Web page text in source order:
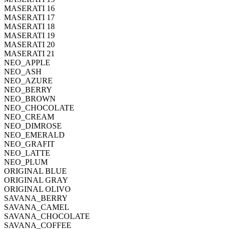
MASERATI 16
MASERATI 17
MASERATI 18
MASERATI 19
MASERATI 20
MASERATI 21
NEO_APPLE
NEO_ASH
NEO_AZURE
NEO_BERRY
NEO_BROWN
NEO_CHOCOLATE
NEO_CREAM
NEO_DIMROSE
NEO_EMERALD
NEO_GRAFIT
NEO_LATTE
NEO_PLUM
ORIGINAL BLUE
ORIGINAL GRAY
ORIGINAL OLIVO
SAVANA_BERRY
SAVANA_CAMEL
SAVANA_CHOCOLATE
SAVANA_COFFEE